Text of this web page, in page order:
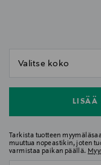
LISÄÄ
Tarkista tuotteen
muuttua nopeastikin, joten
varmistaa paikan päällä.